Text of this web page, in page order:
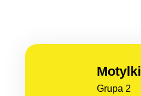
Motylki
Grupa 2